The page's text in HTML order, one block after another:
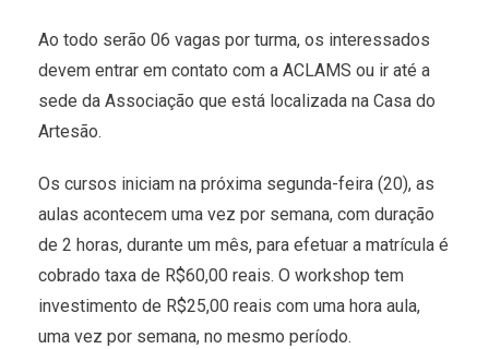
Ao todo serão 06 vagas por turma, os interessados
devem entrar em contato com a ACLAMS ou ir até a
sede da Associação que está localizada na Casa do
Artesão.
Os cursos iniciam na próxima segunda-feira (20), as
aulas acontecem uma vez por semana, com duração
de 2 horas, durante um mês, para efetuar a matrícula é
cobrado taxa de R$60,00 reais. O workshop tem
investimento de R$25,00 reais com uma hora aula,
uma vez por semana, no mesmo período.